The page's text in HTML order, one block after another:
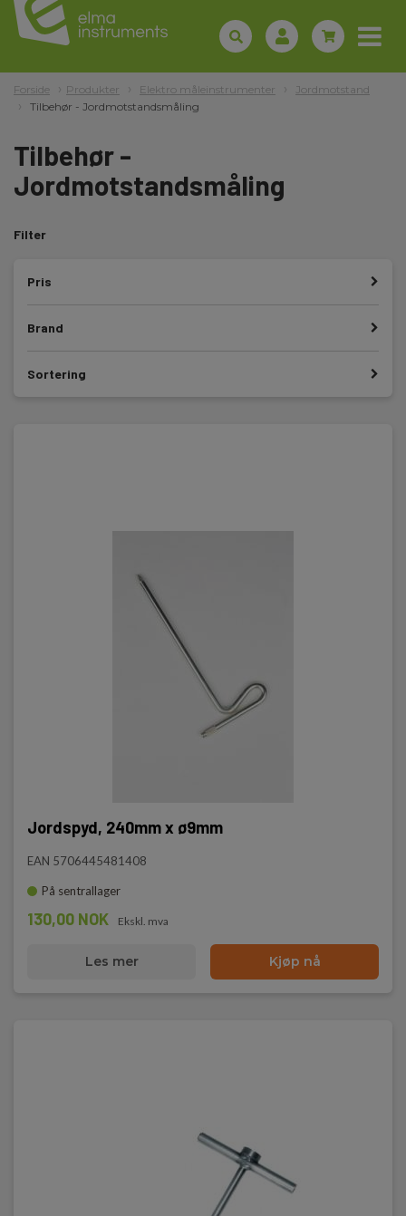
Forside Produkter Elektro måleinstrumenter
Jordmotstand
Tilbehør - Jordmotstandsmåling
Tilbehør -
Jordmotstandsmåling
Filter
Pris
Brand
Sortering
Jordspyd, 240mm x ø9mm
EAN 5706445481408
På sentrallager
130,00 NOK Ekskl. mva
Les mer Kjøp nå